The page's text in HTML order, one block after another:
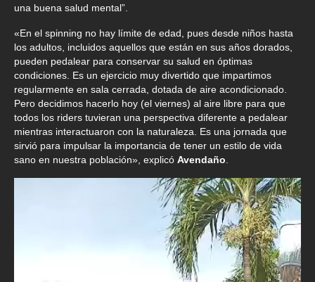
una buena salud mental”.
«En el spinning no hay límite de edad, pues desde niños hasta
los adultos, incluidos aquellos que están en sus años dorados,
pueden pedalear para conservar su salud en óptimas
condiciones. Es un ejercicio muy divertido que impartimos
regularmente en sala cerrada, dotada de aire acondicionado.
Pero decidimos hacerlo hoy (el viernes) al aire libre para que
todos los riders tuvieran una perspectiva diferente a pedalear
mientras interactuaron con la naturaleza. Es una jornada que
sirvió para impulsar la importancia de tener un estilo de vida
sano en nuestra población», explicó Avendaño